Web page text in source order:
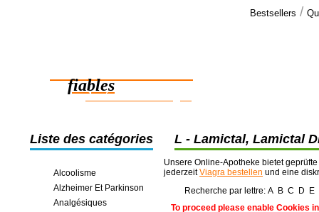
Bestsellers /
fiables
des économies en ligne
Liste des catégories
L - Lamictal, Lamictal
Lamprene, Lanoxin,
Alcoolisme
Alzheimer Et Parkinson
Analgésiques
Unsere Online-Apotheke bietet
jederzeitViagra bestellen und eine
Recherche par lettre: A B C D E
To proceed please enable Cookies